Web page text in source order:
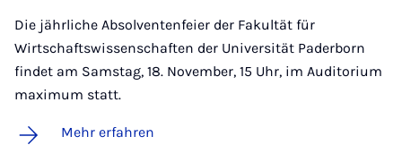
Die jährliche Absolventenfeier der Fakultät für
Wirtschaftswissenschaften der Universität Paderborn
findet am Samstag, 18. November, 15 Uhr, im Auditorium
maximum statt.
Mehr erfahren